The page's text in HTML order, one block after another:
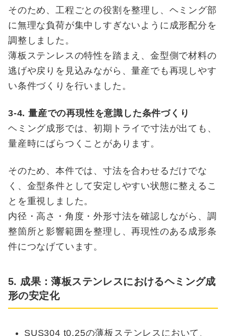
そのため、工程ごとの役割を整理し、ヘミング部
に無理な負荷が集中しすぎないように成形配分を
調整しました。
薄板ステンレスの特性を踏まえ、金型側で材料の
逃げや戻りを見込みながら、量産でも再現しやす
い条件づくりを行いました。
3-4. 量産での再現性を意識した条件づくり
ヘミング成形では、初期トライで寸法が出ても、
量産時にばらつくことがあります。
そのため、本件では、寸法を合わせるだけでな
く、金型条件として安定しやすい状態に整えるこ
とを重視しました。
内径・高さ・角度・外形寸法を確認しながら、調
整箇所と影響範囲を整理し、再現性のある成形条
件につなげています。
5. 成果：薄板ステンレスにおけるヘミング成
形の安定化
SUS304 t0.25の薄板ステンレスにおいて、